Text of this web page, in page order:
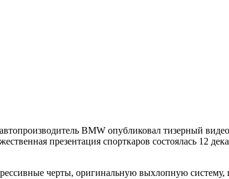
BMW опубликовал тизерный
презентация спорткаров состоялась 12
черты, оригинальную выхлопную